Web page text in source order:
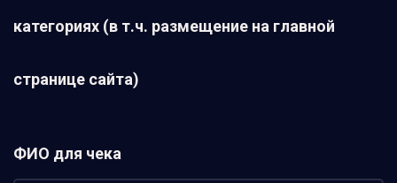
категориях (в т.ч. размещение на главной
странице сайта)
ФИО для чека